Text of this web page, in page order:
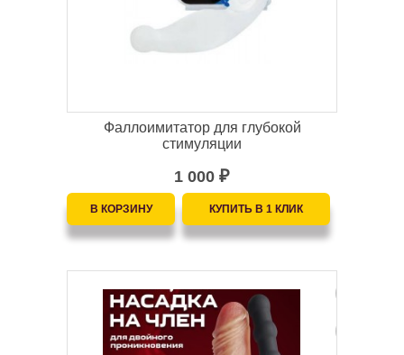
Фаллоимитатор для глубокой
стимуляции
1 000 ₽